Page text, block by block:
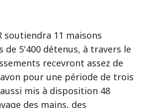
soutiendra 11 maisons
5'400 détenus, à travers le
recevront assez de
pour une période de trois
aussi mis à disposition 48
des mains, des